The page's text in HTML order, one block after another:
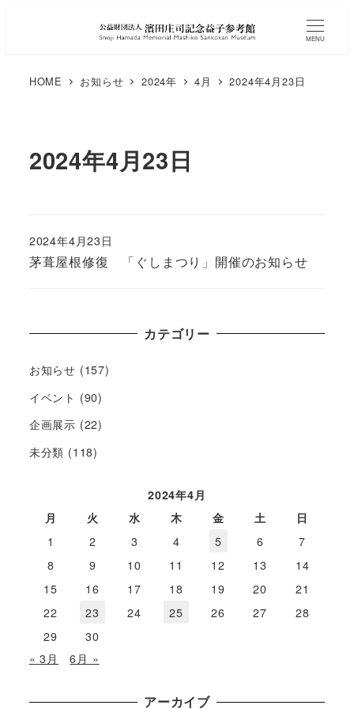
MENU
HOME お知らせ 2024年 4月 2024年4月23日
2024年4月23日
茅葺屋根修復 「ぐしまつり」開催のお知らせ
2024年4月23日
カテゴリー
お知らせ (157)
イベント (90)
企画展示 (22)
未分類 (118)
2024年4月
月
火 水 木 金 土
日
1
2 3 4 5 6
7
8
9 10 11 12 13
14
15
16 17 18 19 20
21
22
23 24 25 26 27
28
29
30
« 3月
6月 »
アーカイブ